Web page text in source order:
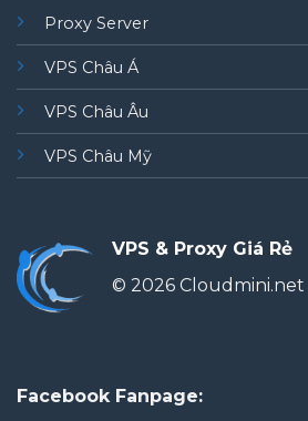
Proxy Server
VPS Châu Á
VPS Châu Âu
VPS Châu Mỹ
VPS & Proxy Giá Rẻ
© 2026 Cloudmini.net
Facebook Fanpage: